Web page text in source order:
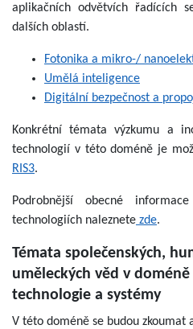
aplikačních odvětvích řadících
dalších oblastí.
Fotonika a mikro-/
Umělá inteligence
Digitální bezpečnost a
Konkrétní témata výzkumu a
technologií v této doméně je
RIS3.
Podrobnější obecné
technologiích naleznete zde.
Témata společenských,
uměleckých věd v
technologie a systémy
V této doméně se budou zkoumat